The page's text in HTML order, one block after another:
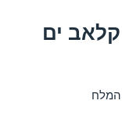
ים
המלח